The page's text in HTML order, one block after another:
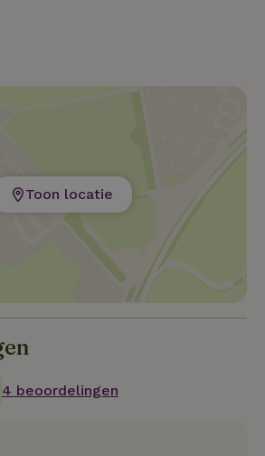
Toon locatie
4 beoordelingen